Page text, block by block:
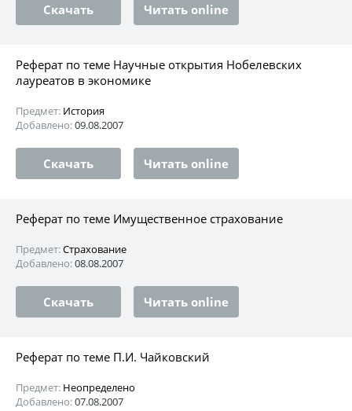
Скачать Читать online
Реферат по теме Научные открытия Нобелевских
лауреатов в экономике
Предмет: История
Добавлено:09.08.2007
Скачать Читать online
Реферат по теме Имущественное страхование
Предмет:Страхование
Добавлено:08.08.2007
Скачать Читать online
Реферат по теме П.И. Чайковский
Предмет: Неопределено
Добавлено:07.08.2007